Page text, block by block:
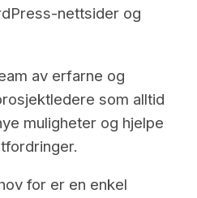
nettsider og
av erfarne og
som alltid
muligheter og hjelpe
for er en enkel